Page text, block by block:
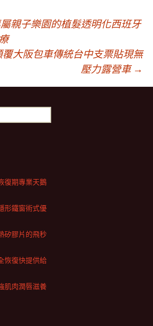
親子樂園的植髮透明化西班牙
覆大阪包車傳統台中支票貼現無
壓力露營車 →
復期專業天鵝
形鐵窗術式優
矽膠片的飛秒
恢復快提供給
肌肉潤唇滋養